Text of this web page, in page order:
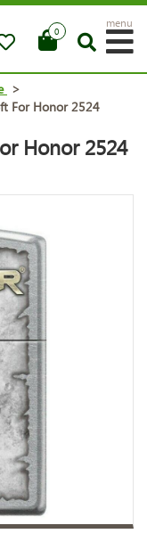
0
menu
>
For Honor 2524
Honor 2524